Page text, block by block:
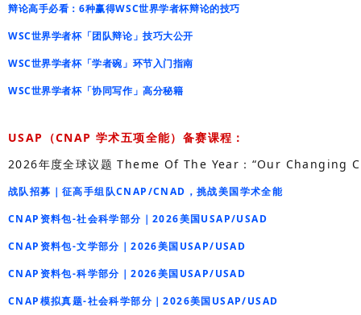
辩论高手必看：6种赢得WSC世界学者杯辩论的技巧
WSC世界学者杯「团队辩论」技巧大公开
WSC世界学者杯「学者碗」环节入门指南
WSC世界学者杯「协同写作」高分秘籍
USAP（CNAP 学术五项全能） 备赛课程：
2026年度全球议题 Theme Of The Year： “Our Changing
战队招募｜征高手组队CNAP/CNAD，挑战美国学术全能
CNAP资料包-社会科学部分｜2026美国USAP/USAD
CNAP资料包-文学部分｜2026美国USAP/USAD
CNAP资料包-科学部分｜2026美国USAP/USAD
CNAP模拟真题-社会科学部分｜2026美国USAP/USAD